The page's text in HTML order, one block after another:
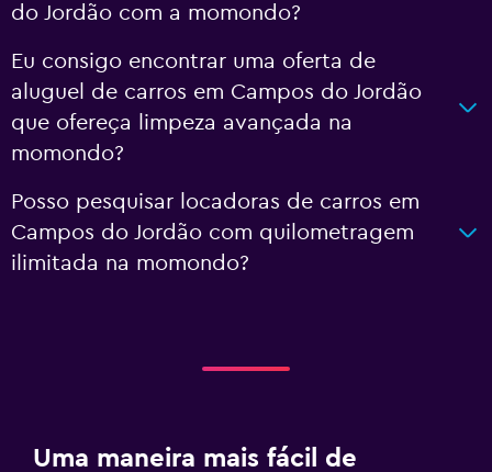
do Jordão com a momondo?
Eu consigo encontrar uma oferta de
aluguel de carros em Campos do Jordão
que ofereça limpeza avançada na
momondo?
Posso pesquisar locadoras de carros em
Campos do Jordão com quilometragem
ilimitada na momondo?
Uma maneira mais fácil de